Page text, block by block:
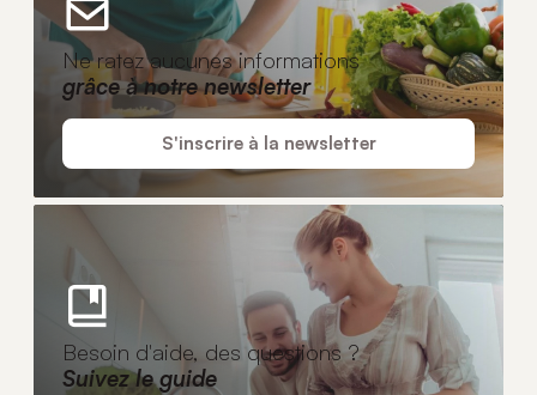
Ne ratez aucunes informations
grâce à notre newsletter
S'inscrire à la newsletter
Besoin d'aide, des questions ?
Suivez le guide